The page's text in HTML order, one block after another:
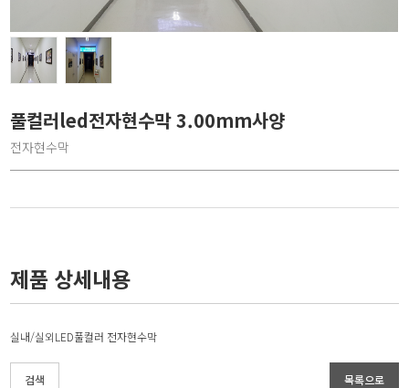
풀컬러led전자현수막 3.00mm사양
전자현수막
제품 상세내용
실내/실외LED풀컬러 전자현수막
검색 목록으로